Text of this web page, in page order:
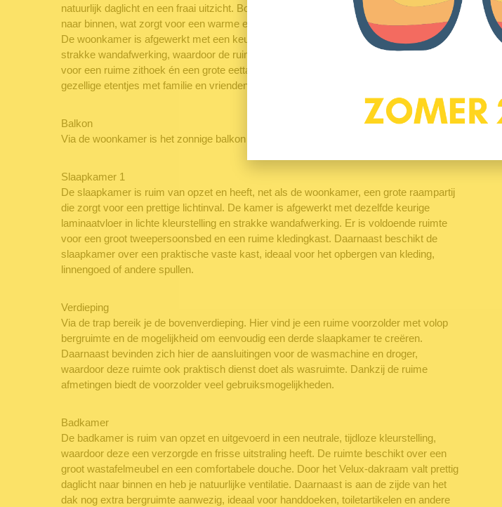
natuurlijk daglicht en een fraai uitzicht. Bovendien valt de zon gedurende de dag volop
naar binnen, wat zorgt voor een warme en uitnodigende uitstraling.
De woonkamer is afgewerkt met een keurige laminaatvloer in een lichte kleurstelling en
strakke wandafwerking, waardoor de ruimte direct verzorgd aanvoelt. Er is volop plaats
voor een ruime zithoek én een grote eettafel, ideaal voor zowel dagelijks gebruik als
gezellige etentjes met familie en vrienden.
Balkon
Via de woonkamer is het zonnige balkon bereikbaar, gelegen op het zuiden.
Slaapkamer 1
De slaapkamer is ruim van opzet en heeft, net als de woonkamer, een grote raampartij
die zorgt voor een prettige lichtinval. De kamer is afgewerkt met dezelfde keurige
laminaatvloer in lichte kleurstelling en strakke wandafwerking. Er is voldoende ruimte
voor een groot tweepersoonsbed en een ruime kledingkast. Daarnaast beschikt de
slaapkamer over een praktische vaste kast, ideaal voor het opbergen van kleding,
linnengoed of andere spullen.
Verdieping
Via de trap bereik je de bovenverdieping. Hier vind je een ruime voorzolder met volop
bergruimte en de mogelijkheid om eenvoudig een derde slaapkamer te creëren.
Daarnaast bevinden zich hier de aansluitingen voor de wasmachine en droger,
waardoor deze ruimte ook praktisch dienst doet als wasruimte. Dankzij de ruime
afmetingen biedt de voorzolder veel gebruiksmogelijkheden.
Badkamer
De badkamer is ruim van opzet en uitgevoerd in een neutrale, tijdloze kleurstelling,
waardoor deze een verzorgde en frisse uitstraling heeft. De ruimte beschikt over een
groot wastafelmeubel en een comfortabele douche. Door het Velux-dakraam valt prettig
daglicht naar binnen en heb je natuurlijke ventilatie. Daarnaast is aan de zijde van het
dak nog extra bergruimte aanwezig, ideaal voor handdoeken, toiletartikelen en andere